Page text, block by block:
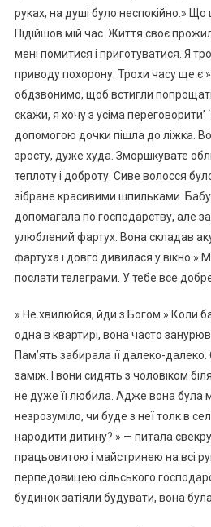
руках, на душі було неспокійно.» Що
Підійшов мій час. Життя своє
мені помитися і приготуватися. Я
приводу похорону. Трохи часу ще є
обдзвонимо, щоб встигли
скажи, я хочу з усіма переговорити’
допомогою дочки пішла до ліжка.
зросту, дуже худа. Зморшкувате
теплоту і доброту. Сиве волосся
зібране красивими шпильками.
допомагала по господарству, але
улюблений фартух. Вона складав
фартуха і довго дивилася у вікно.»
послати телеграми. У тебе все
» Не хвилюйся, йди з Богом ».Коли
одна в квартирі, вона часто
Пам’ять забирала її далеко-
заміж. І вони сидять з чоловіком
не дуже її любила. Адже вона була
незрозуміло, чи буде з неї толк в
народити дитину? » — питала
працьовитою і майстринею на всі
перпедовицею сільського
будинок затіяли будувати, вона